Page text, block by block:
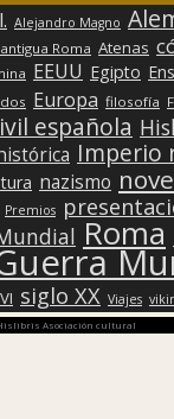
Alejandro Magno
antigua Roma Atenas
EEUU Egipto
Europa filosofía
española
Imperio
nazismo
Premios
Roma
siglo XX Viajes
Asociación cultural